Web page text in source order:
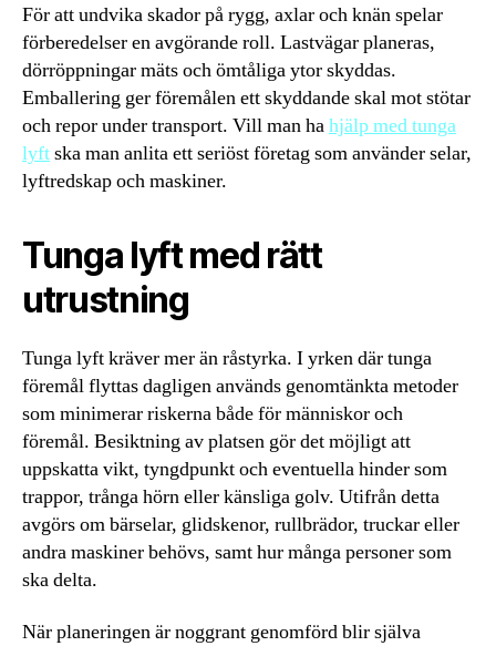
För att undvika skador på rygg, axlar och knän spelar
förberedelser en avgörande roll. Lastvägar planeras,
dörröppningar mäts och ömtåliga ytor skyddas.
Emballering ger föremålen ett skyddande skal mot stötar
och repor under transport. Vill man hahjälp med tunga
lyftska man anlita ett seriöst företag som använder selar,
lyftredskap och maskiner.
Tunga lyft med rätt
utrustning
Tunga lyft kräver mer än råstyrka. I yrken där tunga
föremål flyttas dagligen används genomtänkta metoder
som minimerar riskerna både för människor och
föremål. Besiktning av platsen gör det möjligt att
uppskatta vikt, tyngdpunkt och eventuella hinder som
trappor, trånga hörn eller känsliga golv. Utifrån detta
avgörs om bärselar, glidskenor, rullbrädor, truckar eller
andra maskiner behövs, samt hur många personer som
ska delta.
När planeringen är noggrant genomförd blir själva